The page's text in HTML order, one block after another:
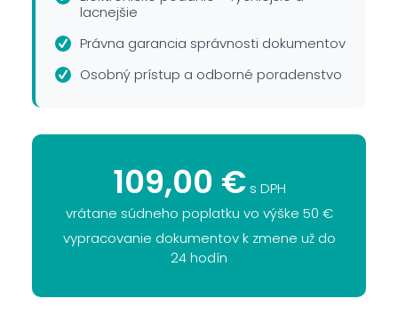
lacnejšie
Právna garancia správnosti dokumentov
Osobný prístup a odborné poradenstvo
109,00 €s DPH
vrátane súdneho poplatku vo výške 50 €
vypracovanie dokumentov k zmene už do
24 hodín